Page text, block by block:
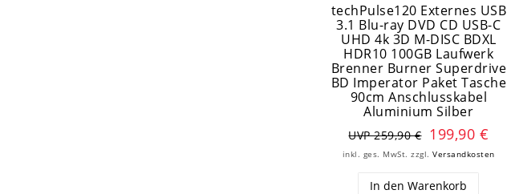
techPulse120 Externes USB
3.1 Blu-ray DVD CD USB-C
UHD 4k 3D M-DISC BDXL
HDR10 100GB Laufwerk
Brenner Burner Superdrive
BD Imperator Paket Tasche
90cm Anschlusskabel
Aluminium Silber
UVP 259,90 € 199,90 €
inkl. ges. MwSt. zzgl.Versandkosten
In den Warenkorb